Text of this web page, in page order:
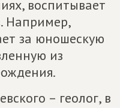
воспитывает
Например,
за юношескую
из
– геолог, в